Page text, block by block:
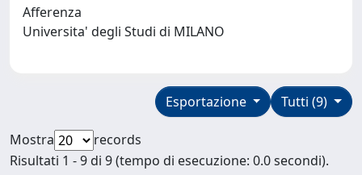
Afferenza
Universita' degli Studi di MILANO
Tutti (9)
Esportazione
Mostra
records
Risultati 1 - 9 di 9 (tempo di esecuzione: 0.0 secondi).